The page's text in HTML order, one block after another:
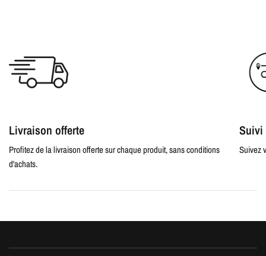
Livraison offerte
Profitez de la livraison offerte sur chaque produit, sans conditions
d'achats.
Suivi
Suivez